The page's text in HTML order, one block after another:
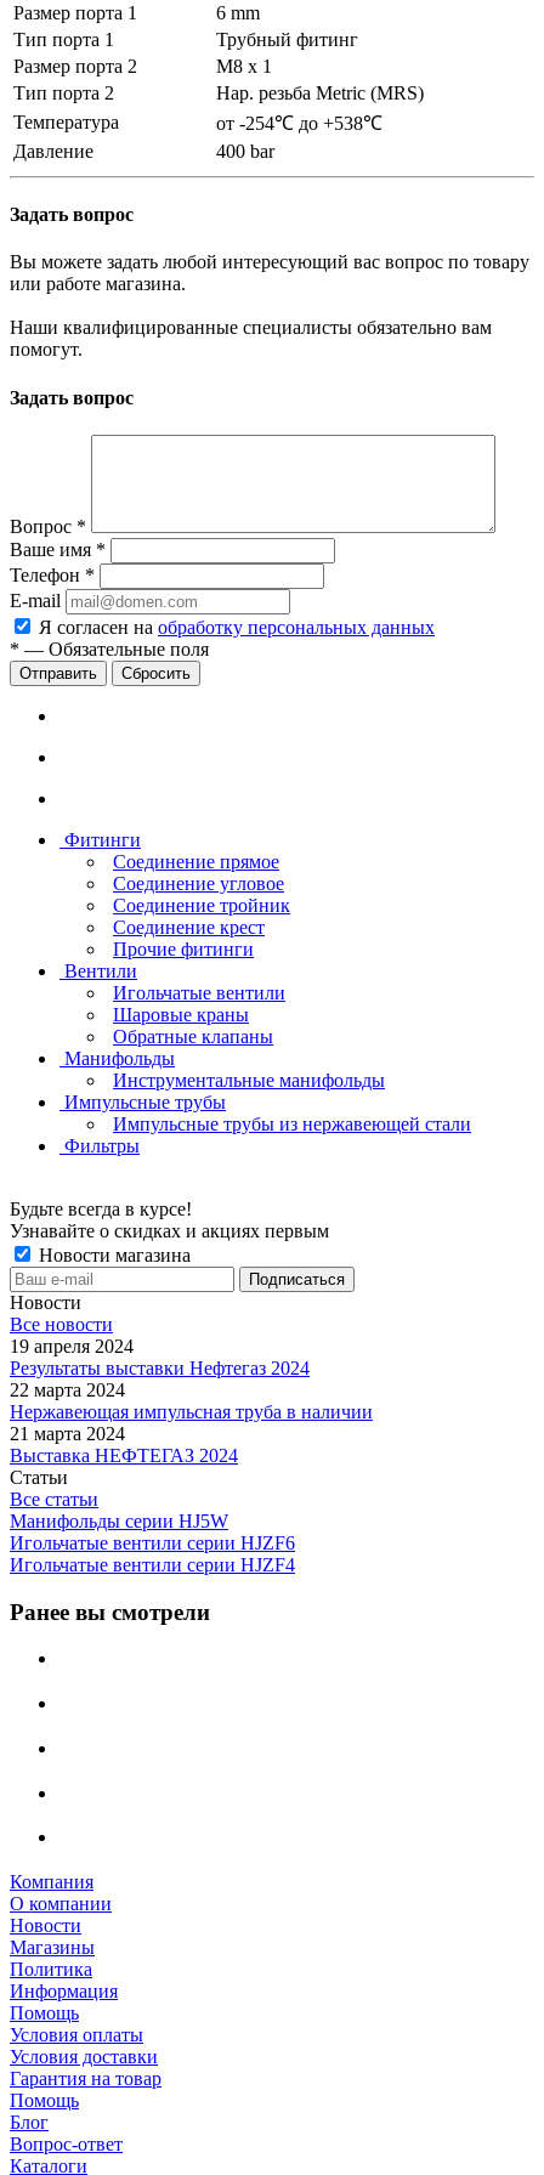
Размер порта 1
6 mm
Тип порта 1
Трубный фитинг
Размер порта 2
M8 x 1
Тип порта 2
Нар. резьба Metric (MRS)
Температура
от -254℃ до +538℃
Давление
400 bar
Задать вопрос
Вы можете задать любой интересующий вас вопрос по товару
или работе магазина.
Наши квалифицированные специалисты обязательно вам
помогут.
Задать вопрос
Вопрос *
Ваше имя *
Телефон *
E-mail
Я согласен на обработку персональных данных
* — Обязательные поля
Сбросить
Фитинги
Соединение прямое
Соединение угловое
Соединение тройник
Соединение крест
Прочие фитинги
Вентили
Игольчатые вентили
Шаровые краны
Обратные клапаны
Манифольды
Инструментальные манифольды
Импульсные трубы
Импульсные трубы из нержавеющей стали
Фильтры
Будьте всегда в курсе!
Узнавайте о скидках и акциях первым
Новости магазина
Новости
Все новости
19 апреля 2024
Результаты выставки Нефтегаз 2024
22 марта 2024
Нержавеющая импульсная труба в наличии
21 марта 2024
Выставка НЕФТЕГАЗ 2024
Статьи
Все статьи
Манифольды серии HJ5W
Игольчатые вентили серии HJZF6
Игольчатые вентили серии HJZF4
Ранее вы смотрели
Компания
О компании
Новости
Магазины
Политика
Информация
Помощь
Условия оплаты
Условия доставки
Гарантия на товар
Помощь
Блог
Вопрос-ответ
Каталоги